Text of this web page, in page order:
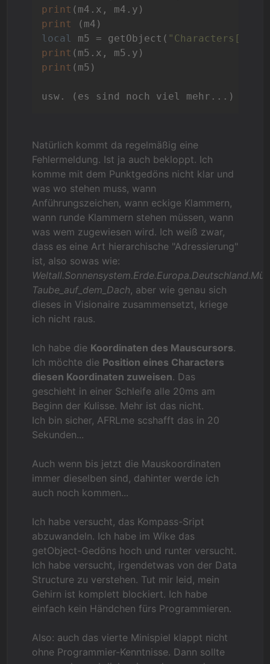
print
print
local
m5 = getObject(
print
print (m5)
Natürlich kommt da regelmäßig eine
Fehlermeldung. Ist ja auch bekloppt. Ich
komme mit dem Punktgedöns nicht klar und
was wo stehen muss, wann
Anführungszeichen, wann eckige Klammern,
wann runde Klammern stehen müssen, wann
was wem zugewiesen wird. Ich weiß zwar,
dass es eine Art hierarchische "Adressierung"
ist, also sowas wie:
Taube_auf_dem_Dach, aber wie genau sich
dieses in Visionaire zusammensetzt, kriege
ich nicht raus.
Ich habe die Koordinaten des Mauscursors.
Ich möchte die Position eines Characters
diesen Koordinaten zuweisen. Das
geschieht in einer Schleife alle 20ms am
Beginn der Kulisse. Mehr ist das nicht.
Ich bin sicher, AFRLme scshafft das in 20
Sekunden...
Auch wenn bis jetzt die Mauskoordinaten
immer dieselben sind, dahinter werde ich
auch noch kommen...
Ich habe versucht, das Kompass-Sript
abzuwandeln. Ich habe im Wike das
getObject-Gedöns hoch und runter versucht.
Ich habe versucht, irgendetwas von der Data
Structure zu verstehen. Tut mir leid, mein
Gehirn ist komplett blockiert. Ich habe
einfach kein Händchen fürs Programmieren.
Also: auch das vierte Minispiel klappt nicht
ohne Programmier-Kenntnisse. Dann sollte